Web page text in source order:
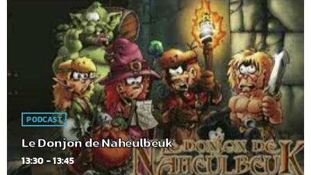
PODCAST
Le Donjon de Naheulbeuk
13:30 - 13:45